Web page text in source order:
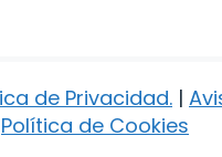
de Privacidad. |
Política de Cookies